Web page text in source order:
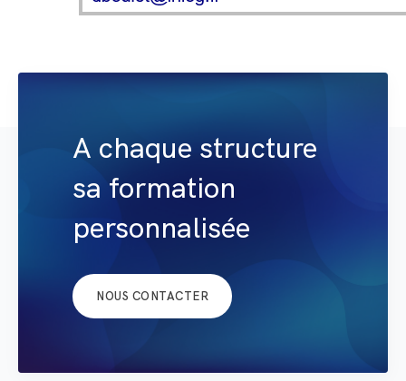
A chaque structure
sa formation
personnalisée
NOUS CONTACTER